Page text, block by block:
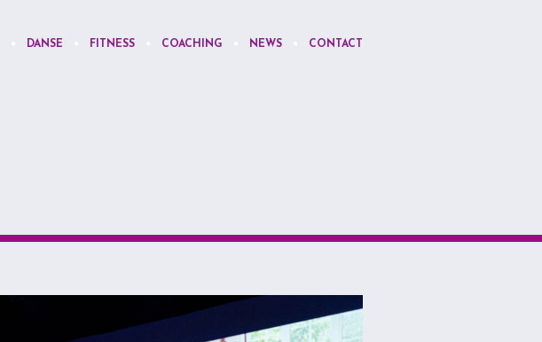
DANSE FITNESS COACHING NEWS CONTACT